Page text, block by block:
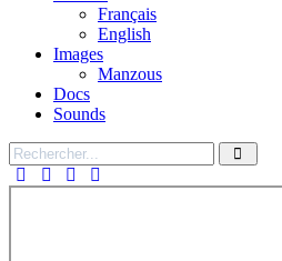
Français
English
Images
Manzous
Docs
Sounds